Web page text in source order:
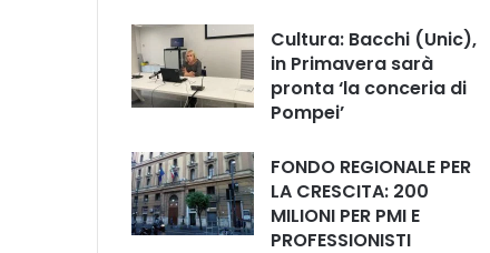
Cultura: Bacchi (Unic),
in Primavera sarà
pronta ‘la conceria di
Pompei’
FONDO REGIONALE PER
LA CRESCITA: 200
MILIONI PER PMI E
PROFESSIONISTI